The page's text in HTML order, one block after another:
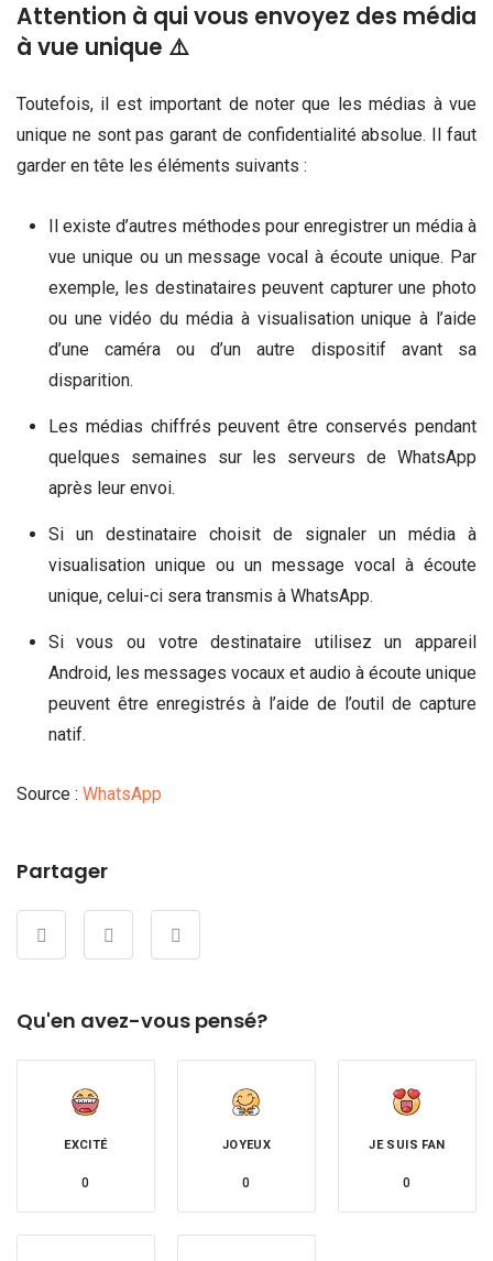
Attention à qui vous envoyez des média
à vue unique ⚠️
Toutefois, il est important de noter que les médias à vue
unique ne sont pas garant de confidentialité absolue. Il faut
garder en tête les éléments suivants :
Il existe d’autres méthodes pour enregistrer un média à
vue unique ou un message vocal à écoute unique. Par
exemple, les destinataires peuvent capturer une photo
ou une vidéo du média à visualisation unique à l’aide
d’une caméra ou d’un autre dispositif avant sa
disparition.
Les médias chiffrés peuvent être conservés pendant
quelques semaines sur les serveurs de WhatsApp
après leur envoi.
Si un destinataire choisit de signaler un média à
visualisation unique ou un message vocal à écoute
unique, celui-ci sera transmis à WhatsApp.
Si vous ou votre destinataire utilisez un appareil
Android, les messages vocaux et audio à écoute unique
peuvent être enregistrés à l’aide de l’outil de capture
natif.
Source : WhatsApp
Partager
Qu'en avez-vous pensé?
EXCITÉ
0
JOYEUX
0
JE SUIS FAN
0